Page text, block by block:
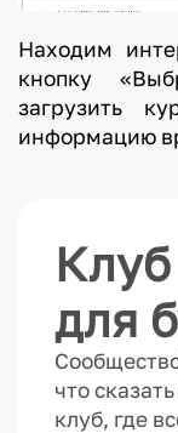
Находим
кнопку
загрузить
информацию
Клуб
для
что
клуб, где